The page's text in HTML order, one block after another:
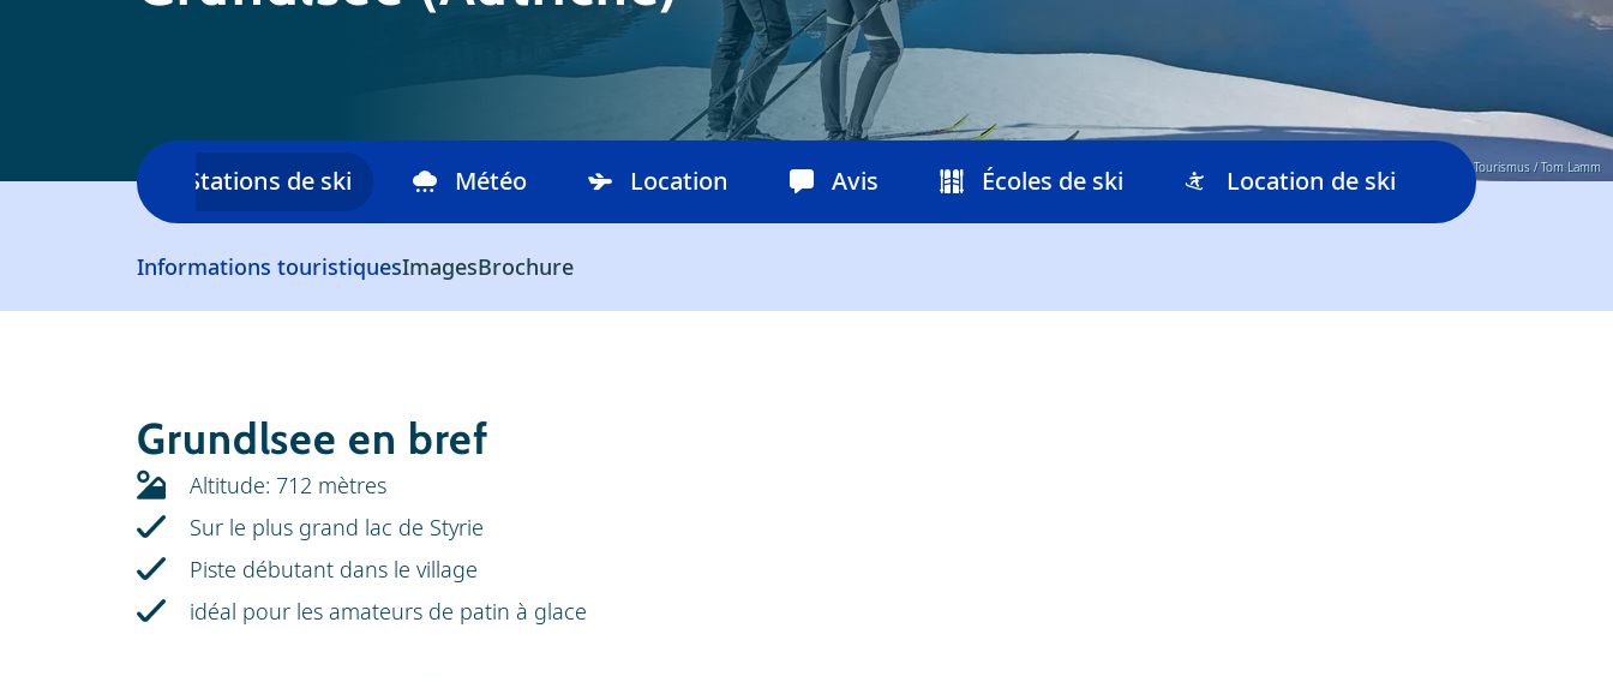
© Steiermark Tourismus / Tom Lamm
Stations de ski Météo Location Avis Écoles de ski Location de ski
Informations touristiquesImagesBrochure
Grundlsee en bref
Altitude: 712 mètres
Sur le plus grand lac de Styrie
Piste débutant dans le village
idéal pour les amateurs de patin à glace